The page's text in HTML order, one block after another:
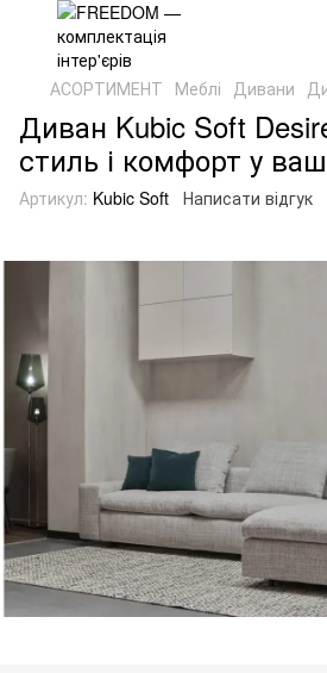
АСОРТИМЕНТ Меблі Дивани
Диван Kubic Soft
стиль і комфорт у
Артикул: Kubic Soft Написати відгук